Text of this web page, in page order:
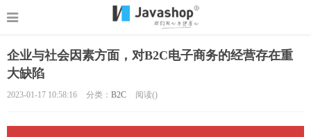
企业与社会因素方面，对B2C电子商务的经营存在重
大缺陷
2023-01-17 10:58:16 分类： B2C 阅读()